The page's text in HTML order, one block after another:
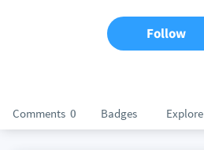
Comments 0 Badges Explore
Follow